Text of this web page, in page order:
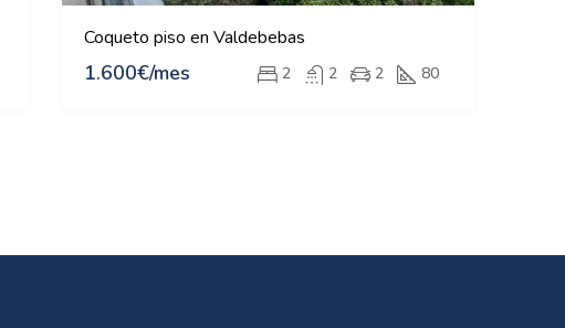
Coqueto piso en Valdebebas
1.600€/mes 2 2 2 80